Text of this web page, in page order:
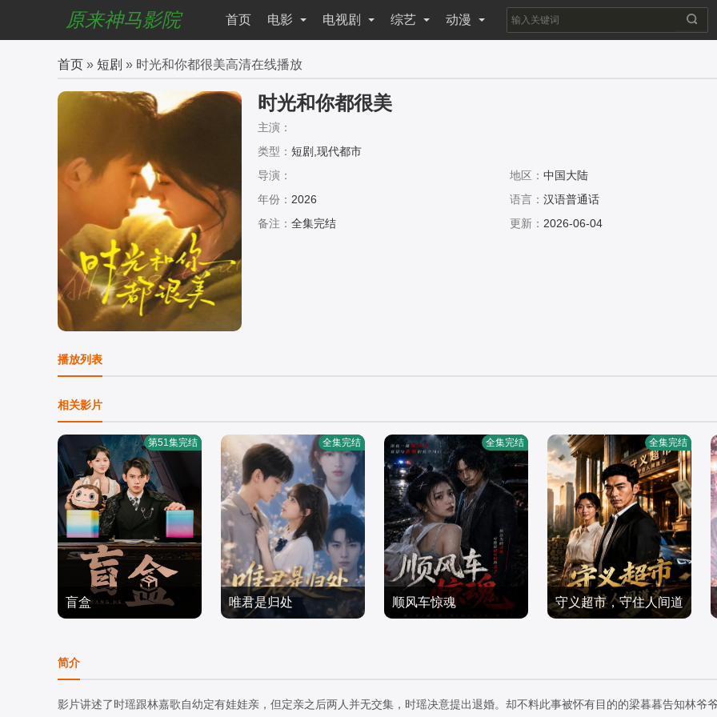
原来神马影院 首页 电影 电视剧 综艺 动漫
首页 » 短剧 » 时光和你都很美高清在线播放
时光和你都很美
主演：
类型： 短剧,现代都市
导演：
地区： 中国大陆
年份： 2026 语言： 汉语普通话
备注： 全集完结 更新： 2026-06-04
播放列表
相关影片
盲盒
短剧
2025/中国大陆
第51集完结
唯君是归处
2026/中国大陆
全集完结
顺风车惊魂
2026/中国大陆
全集完结
守义超市，守住人间道
2026/中国大陆
全集完结
简介
影片讲述了时瑶跟林嘉歌自幼定有娃娃亲，但定亲之后两人并无交集，时瑶决意提出退婚。却不料此事被怀有目的的梁暮暮告知林爷